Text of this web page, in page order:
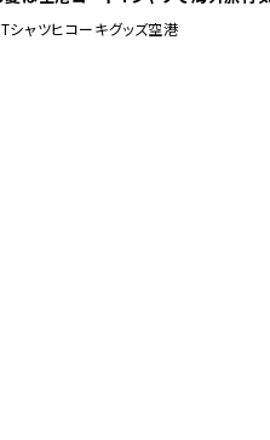
Tシャツヒコーキグッズ空港